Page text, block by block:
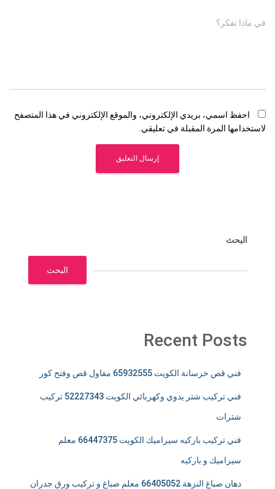
في ماذا تفكر؟
احفظ اسمي، بريدي الإلكتروني، والموقع الإلكتروني في هذا المتصفح
لاستخدامها المرة المقبلة في تعليقي.
البحث
البحث
Recent Posts
فني قص خرسانة الكويت 65932555 مقاول قص وفتح كور
فني تركيب شتر يدوي وكهربائي الكويت 52227343 تركيب
شترات
فني تركيب باركيه سيراميك الكويت 66447375 معلم
سيراميك و باركيه
دهان صباغ النزهة 66405052 معلم صباغ و تركيب ورق جدران